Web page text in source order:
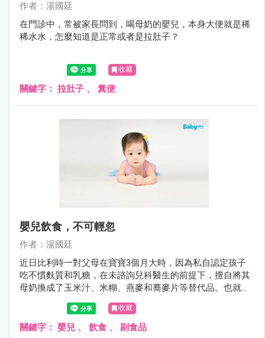
作者：湯國廷
在門診中，常被家長問到，喝母奶的嬰兒，本身大便就是稀
稀水水，怎麼知道是正常或者是拉肚子？
收藏
關鍵字： 拉肚子 、 糞便
嬰兒飲食，不可輕忽
作者：湯國廷
近日比利時一對父母在寶寶3個月大時，因為私自認定孩子
吃不慣麩質和乳糖，在未諮詢兒科醫生的前提下，擅自將其
母奶換成了玉米汁、米糊、燕麥和蕎麥片等替代品。也就是
用植物奶代替母乳對其進行餵養，不料4個月後，寶寶因營
養不良和嚴重脫水而死亡。收藏
關鍵字： 嬰兒 、 飲食 、 副食品